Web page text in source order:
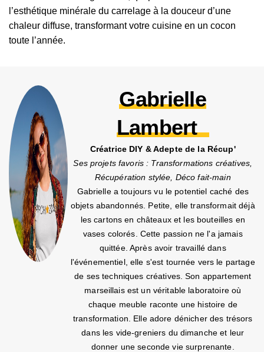
l’esthétique minérale du carrelage à la douceur d’une
chaleur diffuse, transformant votre cuisine en un cocon
toute l’année.
Gabrielle
Lambert
Créatrice DIY & Adepte de la Récup'
Ses projets favoris : Transformations créatives,
Récupération stylée, Déco fait-main
Gabrielle a toujours vu le potentiel caché des
objets abandonnés. Petite, elle transformait déjà
les cartons en châteaux et les bouteilles en
vases colorés. Cette passion ne l'a jamais
quittée. Après avoir travaillé dans
l'événementiel, elle s'est tournée vers le partage
de ses techniques créatives. Son appartement
marseillais est un véritable laboratoire où
chaque meuble raconte une histoire de
transformation. Elle adore dénicher des trésors
dans les vide-greniers du dimanche et leur
donner une seconde vie surprenante.